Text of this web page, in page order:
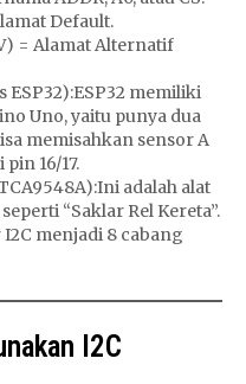
Default.
= Alamat Alternatif
ESP32):ESP32 memiliki
Uno, yaitu punya dua
memisahkan sensor A
16/17.
adalah alat
“Saklar Rel Kereta”.
menjadi 8 cabang
I2C